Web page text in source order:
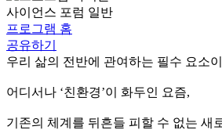
사이언스 포럼 일반
프로그램 홈
공유하기
우리 삶의 전반에 관여하는 필수 요소
어디서나 ‘친환경’이 화두인 요즘,
기존의 체계를 뒤흔들 피할 수 없는 새